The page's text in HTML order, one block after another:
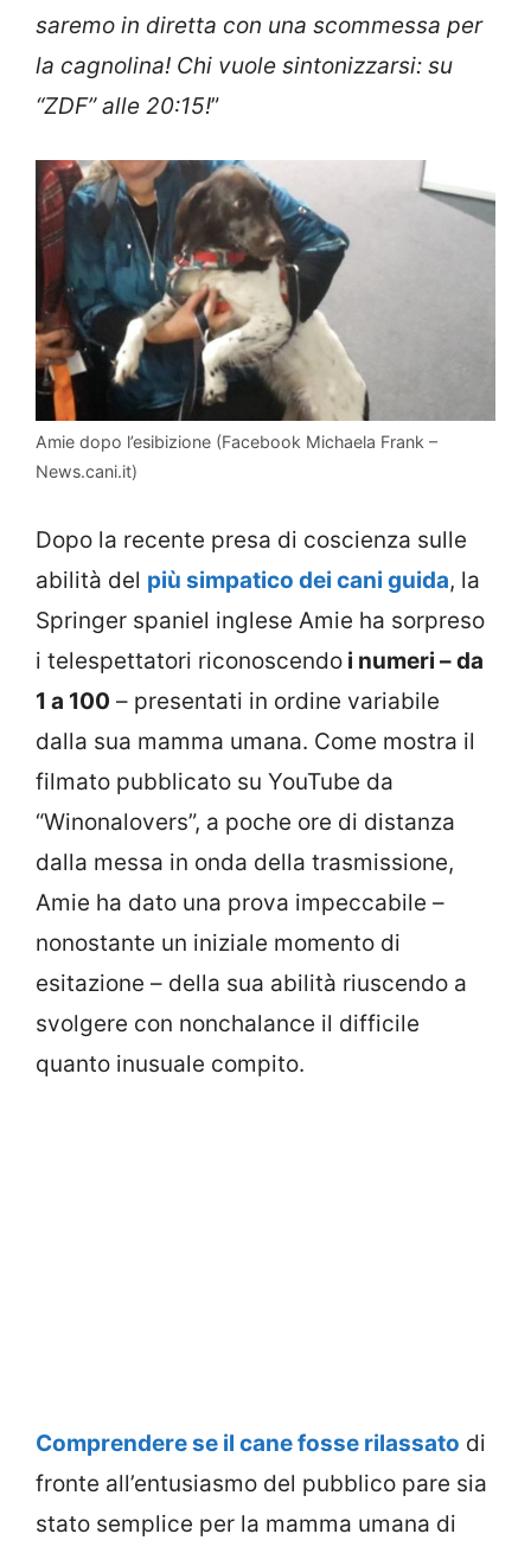
saremo in diretta con una scommessa per
la cagnolina! Chi vuole sintonizzarsi: su
“ZDF” alle 20:15!”
Amie dopo l’esibizione (Facebook Michaela Frank –
News.cani.it)
Dopo la recente presa di coscienza sulle
abilità del più simpatico dei cani guida, la
Springer spaniel inglese Amie ha sorpreso
i telespettatori riconoscendo i numeri – da
1 a 100 – presentati in ordine variabile
dalla sua mamma umana. Come mostra il
filmato pubblicato su YouTube da
“Winonalovers”, a poche ore di distanza
dalla messa in onda della trasmissione,
Amie ha dato una prova impeccabile –
nonostante un iniziale momento di
esitazione – della sua abilità riuscendo a
svolgere con nonchalance il difficile
quanto inusuale compito.
Comprendere se il cane fosse rilassato di
fronte all’entusiasmo del pubblico pare sia
stato semplice per la mamma umana di